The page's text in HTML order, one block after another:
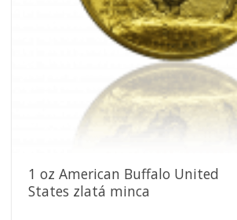
1 oz American Buffalo United
States zlatá minca